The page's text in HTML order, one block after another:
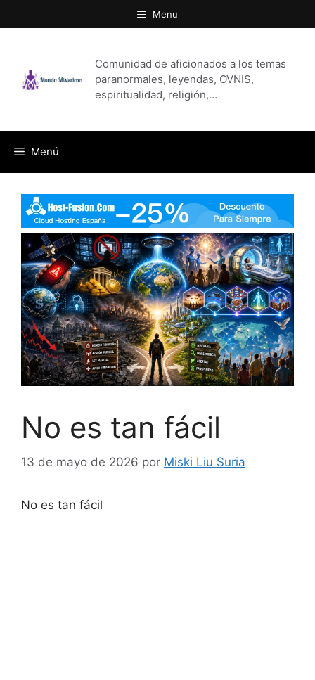
al
Menu
Comunidad de aficionados a los temas
paranormales, leyendas, OVNIS,
espiritualidad, religión,…
Menú
No es tan fácil
13 de mayo de 2026 por Miski Liu Suria
No es tan fácil